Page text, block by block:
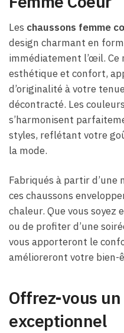
Les chaussons femme
design charmant en
immédiatement l’œil. Ce
esthétique et confort,
d’originalité à votre
décontracté. Les
s’harmonisent
styles, reflétant votre
la mode.
Fabriqués à partir
ces chaussons
chaleur. Que vous soyez
ou de profiter d’une
vous apporteront le
amélioreront votre bien-
Offrez-vous
exceptionnel